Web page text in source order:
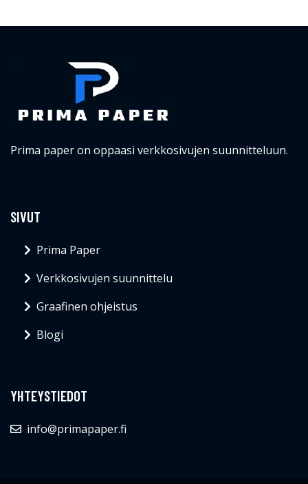
Prima paper on oppaasi verkkosivujen suunnitteluun.
SIVUT
Prima Paper
Verkkosivujen suunnittelu
Graafinen ohjeistus
Blogi
YHTEYSTIEDOT
info@primapaper.fi